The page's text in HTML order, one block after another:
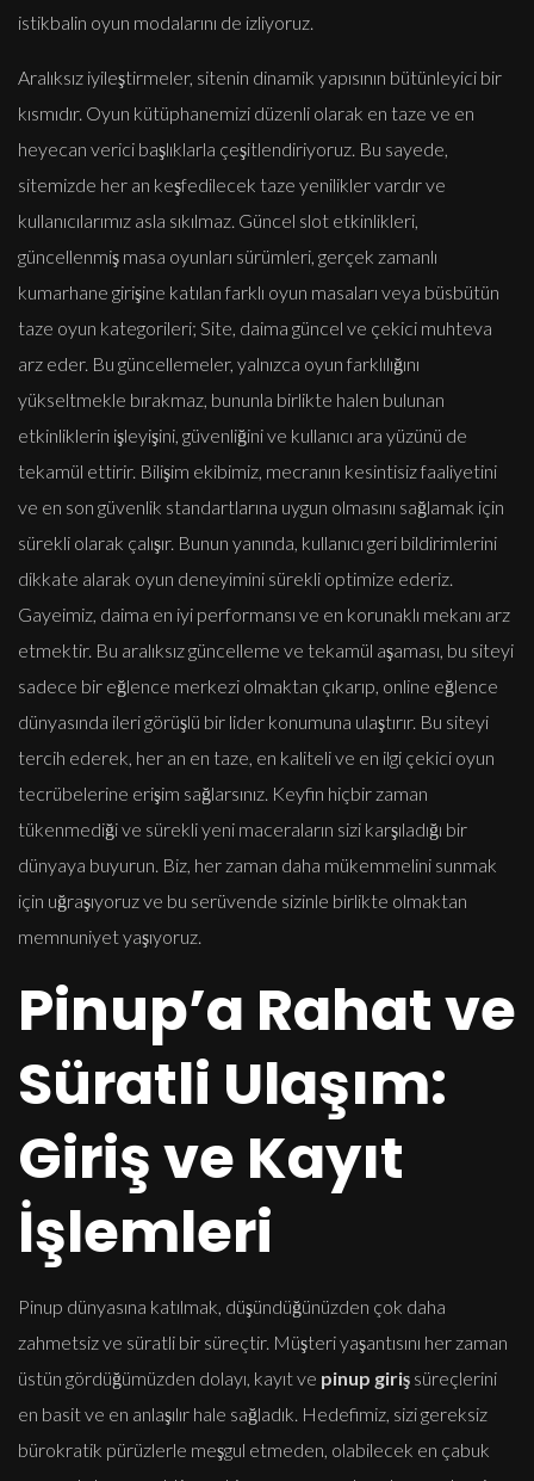
istikbalin oyun modalarını de izliyoruz.
Aralıksız iyileştirmeler, sitenin dinamik yapısının bütünleyici bir
kısmıdır. Oyun kütüphanemizi düzenli olarak en taze ve en
heyecan verici başlıklarla çeşitlendiriyoruz. Bu sayede,
sitemizde her an keşfedilecek taze yenilikler vardır ve
kullanıcılarımız asla sıkılmaz. Güncel slot etkinlikleri,
güncellenmiş masa oyunları sürümleri, gerçek zamanlı
kumarhane girişine katılan farklı oyun masaları veya büsbütün
taze oyun kategorileri; Site, daima güncel ve çekici muhteva
arz eder. Bu güncellemeler, yalnızca oyun farklılığını
yükseltmekle bırakmaz, bununla birlikte halen bulunan
etkinliklerin işleyişini, güvenliğini ve kullanıcı ara yüzünü de
tekamül ettirir. Bilişim ekibimiz, mecranın kesintisiz faaliyetini
ve en son güvenlik standartlarına uygun olmasını sağlamak için
sürekli olarak çalışır. Bunun yanında, kullanıcı geri bildirimlerini
dikkate alarak oyun deneyimini sürekli optimize ederiz.
Gayeimiz, daima en iyi performansı ve en korunaklı mekanı arz
etmektir. Bu aralıksız güncelleme ve tekamül aşaması, bu siteyi
sadece bir eğlence merkezi olmaktan çıkarıp, online eğlence
dünyasında ileri görüşlü bir lider konumuna ulaştırır. Bu siteyi
tercih ederek, her an en taze, en kaliteli ve en ilgi çekici oyun
tecrübelerine erişim sağlarsınız. Keyfin hiçbir zaman
tükenmediği ve sürekli yeni maceraların sizi karşıladığı bir
dünyaya buyurun. Biz, her zaman daha mükemmelini sunmak
için uğraşıyoruz ve bu serüvende sizinle birlikte olmaktan
memnuniyet yaşıyoruz.
Pinup’a Rahat ve
Süratli Ulaşım:
Giriş ve Kayıt
İşlemleri
Pinup dünyasına katılmak, düşündüğünüzden çok daha
zahmetsiz ve süratli bir süreçtir. Müşteri yaşantısını her zaman
üstün gördüğümüzden dolayı, kayıt ve pinup giriş süreçlerini
en basit ve en anlaşılır hale sağladık. Hedefimiz, sizi gereksiz
bürokratik pürüzlerle meşgul etmeden, olabilecek en çabuk